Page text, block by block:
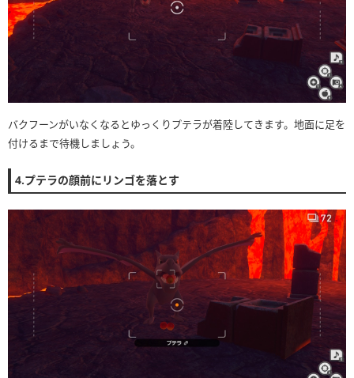
バクフーンがいなくなるとゆっくりプテラが着陸してきます。地面に足を
付けるまで待機しましょう。
4.プテラの顔前にリンゴを落とす